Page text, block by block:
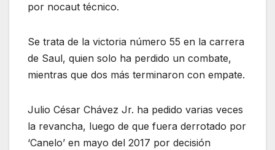
por nocaut técnico.
Se trata de la victoria número 55 en la carrera
de Saul, quien solo ha perdido un combate,
mientras que dos más terminaron con empate.
Julio César Chávez Jr. ha pedido varias veces
la revancha, luego de que fuera derrotado por
‘Canelo’ en mayo del 2017 por decisión